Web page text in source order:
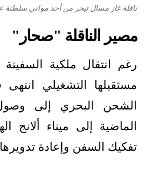
ناقلة غاز مسال تبحر من أحد مواني سلطنة
مصير الناقلة "صحار"
رغم انتقال ملكية
مستقبلها التشغيلي انتهى
الشحن البحري إلى وصول
الماضية إلى ميناء ألانج
تفكيك السفن وإعادة